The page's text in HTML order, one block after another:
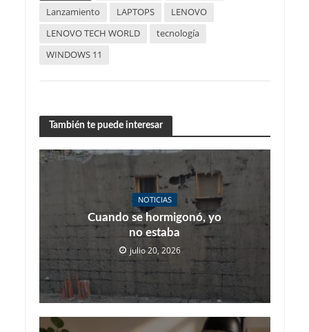
Lanzamiento
LAPTOPS
LENOVO
LENOVO TECH WORLD
tecnología
WINDOWS 11
También te puede interesar
NOTICIAS
Cuando se hormigonó, yo
no estaba
julio 20, 2026